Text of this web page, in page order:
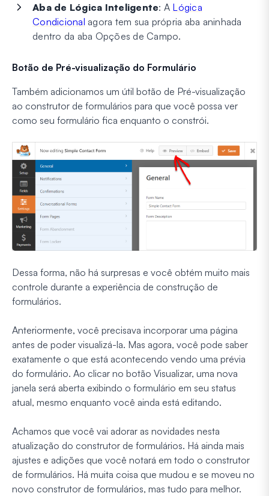
Aba de Lógica Inteligente: A Lógica
Condicional agora tem sua própria aba aninhada
dentro da aba Opções de Campo.
Botão de Pré-visualização do Formulário
Também adicionamos um útil botão de Pré-visualização
ao construtor de formulários para que você possa ver
como seu formulário fica enquanto o constrói.
Dessa forma, não há surpresas e você obtém muito mais
controle durante a experiência de construção de
formulários.
Anteriormente, você precisava incorporar uma página
antes de poder visualizá-la. Mas agora, você pode saber
exatamente o que está acontecendo vendo uma prévia
do formulário. Ao clicar no botão Visualizar, uma nova
janela será aberta exibindo o formulário em seu status
atual, mesmo enquanto você ainda está editando.
Achamos que você vai adorar as novidades nesta
atualização do construtor de formulários. Há ainda mais
ajustes e adições que você notará em todo o construtor
de formulários. Há muita coisa que mudou e se moveu no
novo construtor de formulários, mas tudo para melhor.